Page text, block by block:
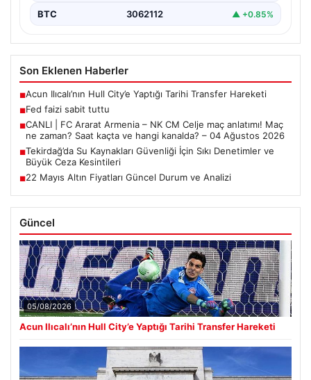
BTC 3062112 ▲ +0.85%
Son Eklenen Haberler
■Acun Ilıcalı’nın Hull City’e Yaptığı Tarihi Transfer Hareketi
■Fed faizi sabit tuttu
■CANLI | FC Ararat Armenia – NK CM Celje maç anlatımı! Maç
ne zaman? Saat kaçta ve hangi kanalda? – 04 Ağustos 2026
■Tekirdağ’da Su Kaynakları Güvenliği İçin Sıkı Denetimler ve
Büyük Ceza Kesintileri
■22 Mayıs Altın Fiyatları Güncel Durum ve Analizi
Güncel
05/08/2026
Acun Ilıcalı’nın Hull City’e Yaptığı Tarihi Transfer Hareketi